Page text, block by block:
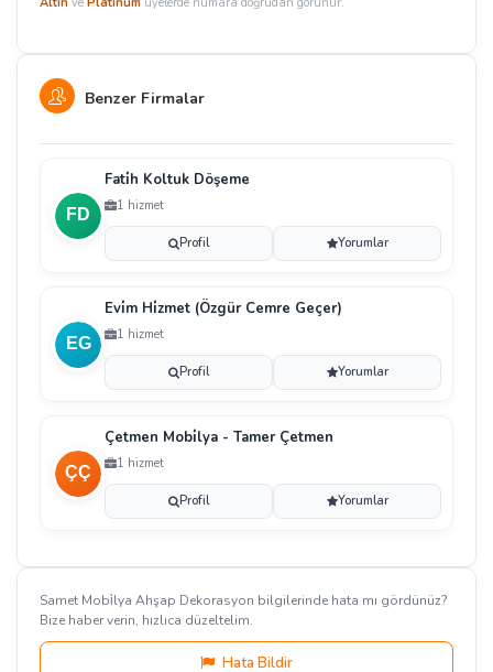
Benzer Firmalar
Fati̇h Koltuk Döşeme
1 hizmet
Profil Yorumlar
Evi̇m Hi̇zmet (Özgür Cemre Geçer)
1 hizmet
Profil Yorumlar
Çetmen Mobi̇lya - Tamer Çetmen
1 hizmet
Profil Yorumlar
Samet Mobi̇lya Ahşap Dekorasyon bilgilerinde hata mı gördünüz?
Bize haber verin, hızlıca düzeltelim.
Hata Bildir